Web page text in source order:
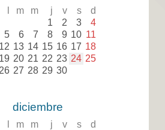
m m j v s d
1 2 3 4
5 6 7 8 9 10 11
12 13 14 15 16 17 18
19 20 21 22 23 24 25
26 27 28 29 30
diciembre
m m j v s d